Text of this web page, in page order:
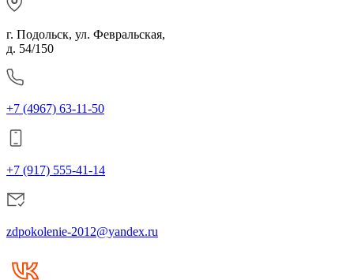
г. Подольск, ул. Февральская,
д. 54/150
+7 (4967) 63-11-50
+7 (917) 555-41-14
zdpokolenie-2012@yandex.ru